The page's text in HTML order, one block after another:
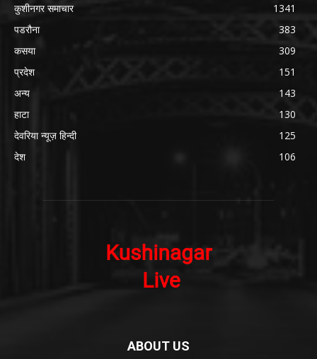
कुशीनगर समाचार
1341
पडरौना
383
कसया
309
प्रदेश
151
अन्य
143
हाटा
130
देवरिया न्यूज़ हिन्दी
125
देश
106
ABOUT US